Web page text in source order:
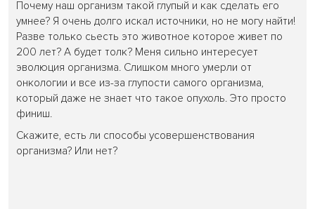
Почему наш организм такой глупый и как сделать его
умнее? Я очень долго искал источники, но не могу найти!
Разве только сьесть это животное которое живет по
200 лет? А будет толк? Меня сильно интересует
эволюция организма. Слишком много умерли от
онкологии и все из-за глупости самого организма,
который даже не знает что такое опухоль. Это просто
финиш.
Скажите, есть ли способы усовершенствования
организма? Или нет?